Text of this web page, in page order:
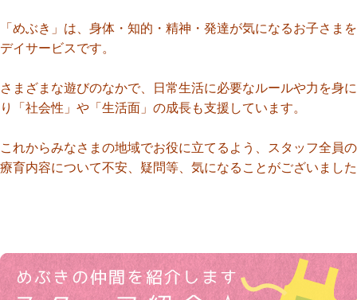
「めぶき」は、身体・知的・精神・発達が気になるお子さま
デイサービスです。
さまざまな遊びのなかで、日常生活に必要なルールや力を身
り「社会性」や「生活面」の成長も支援しています。
これからみなさまの地域でお役に立てるよう、スタッフ全員
療育内容について不安、疑問等、気になることがございまし